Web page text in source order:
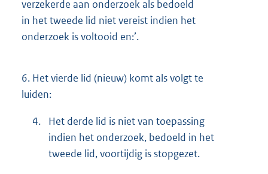
verzekerde aan onderzoek als bedoeld
in het tweede lid niet vereist indien het
onderzoek is voltooid en:’.
6. Het vierde lid (nieuw) komt als volgt te
luiden:
4.
Het derde lid is niet van toepassing
indien het onderzoek, bedoeld in het
tweede lid, voortijdig is stopgezet.